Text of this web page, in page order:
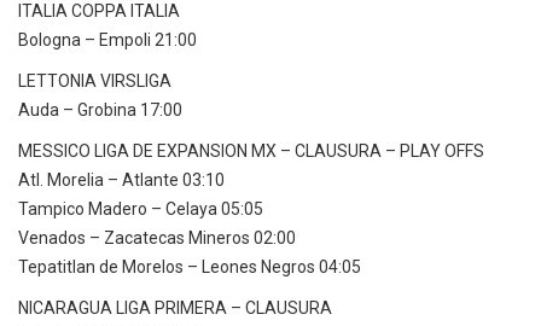
ITALIA COPPA ITALIA
Bologna – Empoli 21:00
LETTONIA VIRSLIGA
Auda – Grobina 17:00
MESSICO LIGA DE EXPANSION MX – CLAUSURA – PLAY OFFS
Atl. Morelia – Atlante 03:10
Tampico Madero – Celaya 05:05
Venados – Zacatecas Mineros 02:00
Tepatitlan de Morelos – Leones Negros 04:05
NICARAGUA LIGA PRIMERA – CLAUSURA